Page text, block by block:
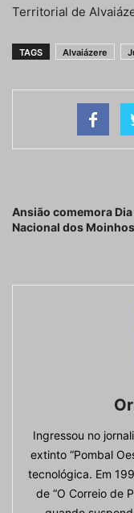
Territorial de
TAGS Alvaiázere
Ansião comemora Dia
Nacional dos Moinhos
Ingressou no
extinto “Pombal
tecnológica. Em
de “O Correio de